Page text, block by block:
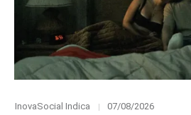
Category
InovaSocial Indica
Posted
07/08/2026